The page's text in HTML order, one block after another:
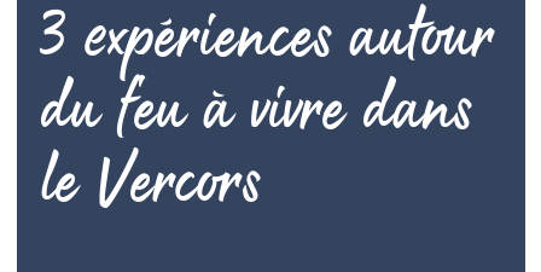
3 expériences autour
du feu à vivre dans
le Vercors